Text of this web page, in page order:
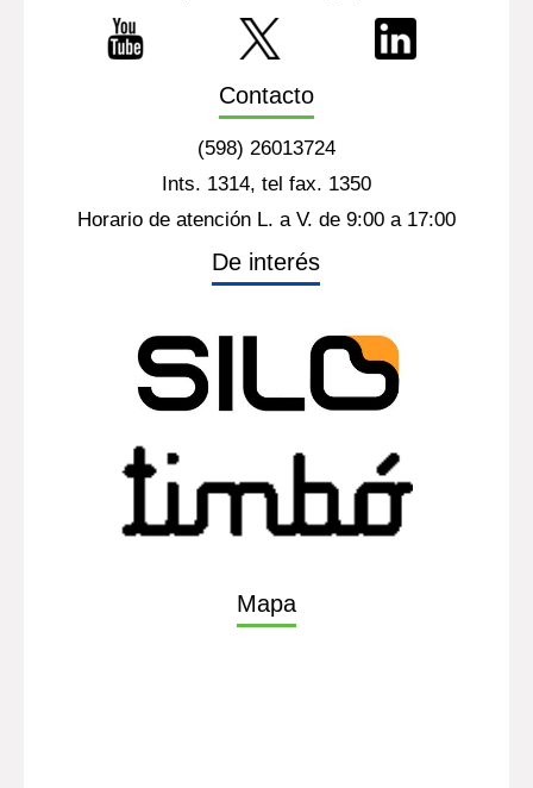
Contacto
(598) 26013724
Ints. 1314, tel fax. 1350
Horario de atención L. a V. de 9:00 a 17:00
De interés
Mapa